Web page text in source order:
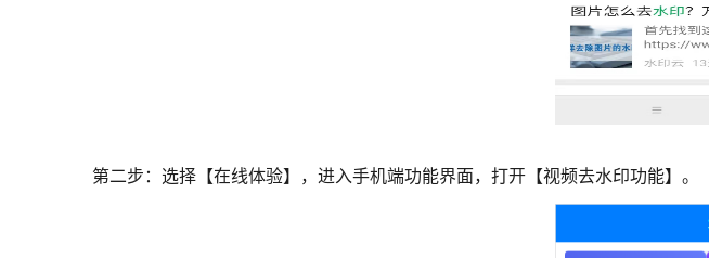
第二步：选择【在线体验】，进入手机端功能界面，打开【视频去水印功能】。